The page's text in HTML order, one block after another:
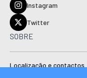
Instagram
Twitter
SOBRE
Localização e contactos